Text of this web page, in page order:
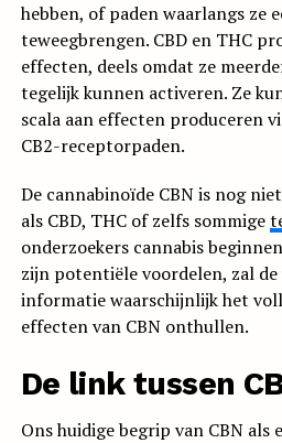
hebben, of paden waarlangs ze
teweegbrengen. CBD en THC
effecten, deels omdat ze
tegelijk kunnen activeren. Ze
scala aan effecten produceren
CB2-receptorpaden.
De cannabinoïde CBN is nog
als CBD, THC of zelfs sommige
onderzoekers cannabis
zijn potentiële voordelen, zal de
informatie waarschijnlijk het
effecten van CBN onthullen.
De link tussen
Ons huidige begrip van CBN als